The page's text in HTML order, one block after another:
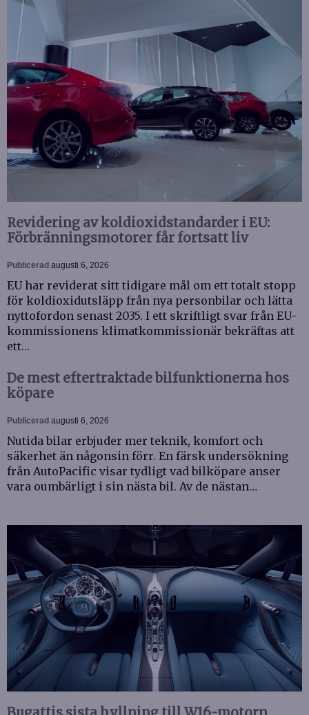
Revidering av koldioxidstandarder i EU:
Förbränningsmotorer får fortsatt liv
Publicerad augusti 6, 2026
EU har reviderat sitt tidigare mål om ett totalt stopp
för koldioxidutsläpp från nya personbilar och lätta
nyttofordon senast 2035. I ett skriftligt svar från EU-
kommissionens klimatkommissionär bekräftas att
ett…
De mest eftertraktade bilfunktionerna hos
köpare
Publicerad augusti 6, 2026
Nutida bilar erbjuder mer teknik, komfort och
säkerhet än någonsin förr. En färsk undersökning
från AutoPacific visar tydligt vad bilköpare anser
vara oumbärligt i sin nästa bil. Av de nästan…